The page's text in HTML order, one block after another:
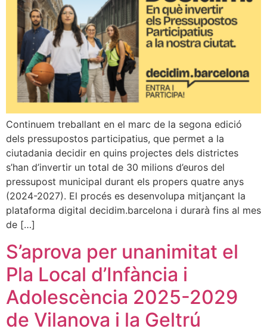
Continuem treballant en el marc de la segona edició
dels pressupostos participatius, que permet a la
ciutadania decidir en quins projectes dels districtes
s’han d’invertir un total de 30 milions d’euros del
pressupost municipal durant els propers quatre anys
(2024-2027). El procés es desenvolupa mitjançant la
plataforma digital decidim.barcelona i durarà fins al mes
de […]
S’aprova per unanimitat el
Pla Local d’Infància i
Adolescència 2025-2029
de Vilanova i la Geltrú